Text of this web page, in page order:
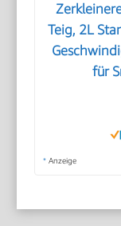
Teig, 2L
für
* Anzeige